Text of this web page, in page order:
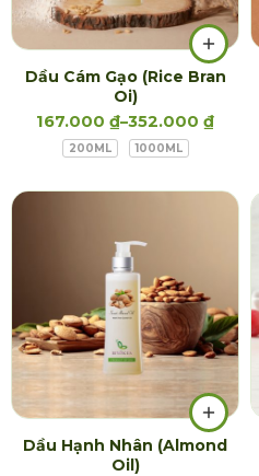
Dầu Cám Gạo (Rice Bran
Oi)
167.000 ₫–352.000 ₫
200ML 1000ML
Dầu Hạnh Nhân (Almond
Oil)